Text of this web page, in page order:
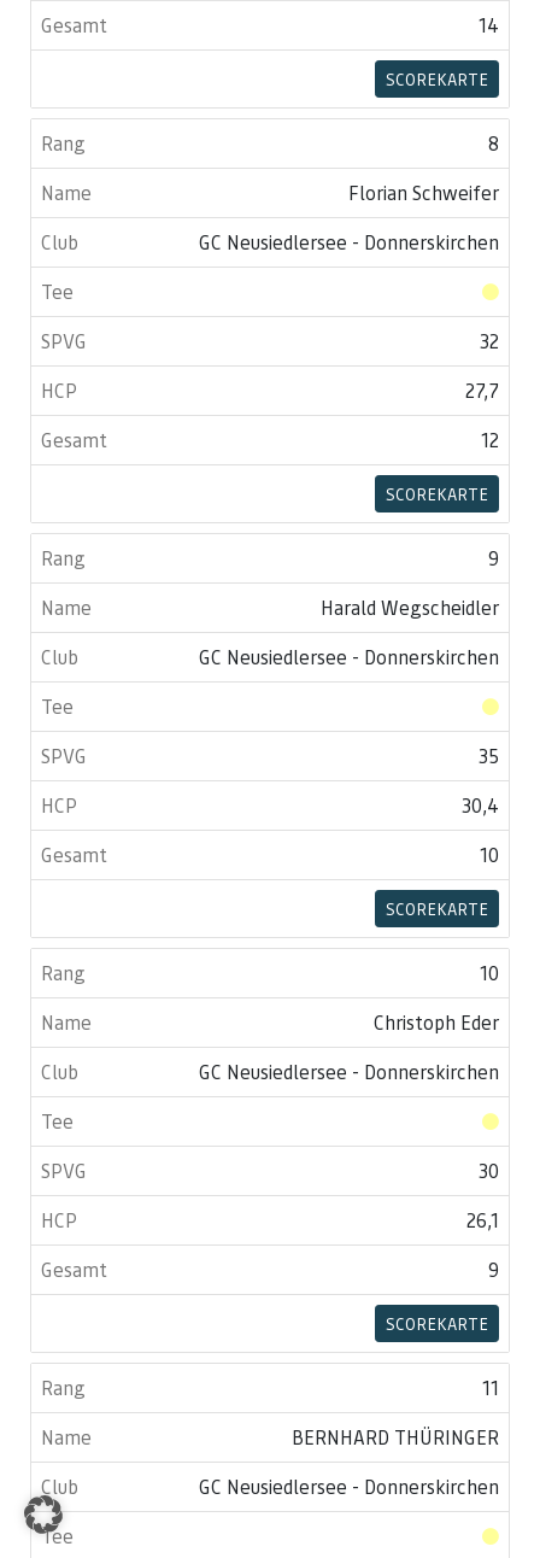
14
SCOREKARTE
8
Florian Schweifer
GC Neusiedlersee - Donnerskirchen
32
27,7
12
SCOREKARTE
9
Harald Wegscheidler
GC Neusiedlersee - Donnerskirchen
35
30,4
10
SCOREKARTE
10
Christoph Eder
GC Neusiedlersee - Donnerskirchen
30
26,1
9
SCOREKARTE
11
BERNHARD THÜRINGER
GC Neusiedlersee - Donnerskirchen